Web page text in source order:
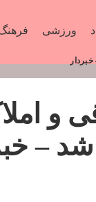
ورزشی
و
–